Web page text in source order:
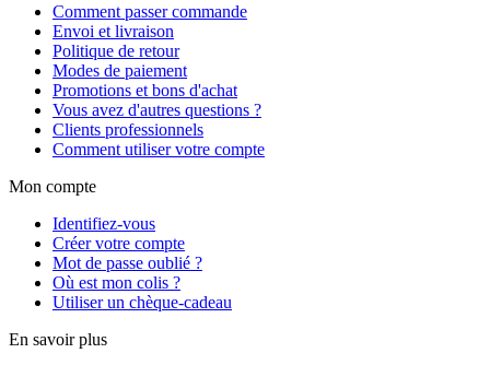
Comment passer commande
Envoi et livraison
Politique de retour
Modes de paiement
Promotions et bons d'achat
Vous avez d'autres questions ?
Clients professionnels
Comment utiliser votre compte
Mon compte
Identifiez-vous
Créer votre compte
Mot de passe oublié ?
Où est mon colis ?
Utiliser un chèque-cadeau
En savoir plus